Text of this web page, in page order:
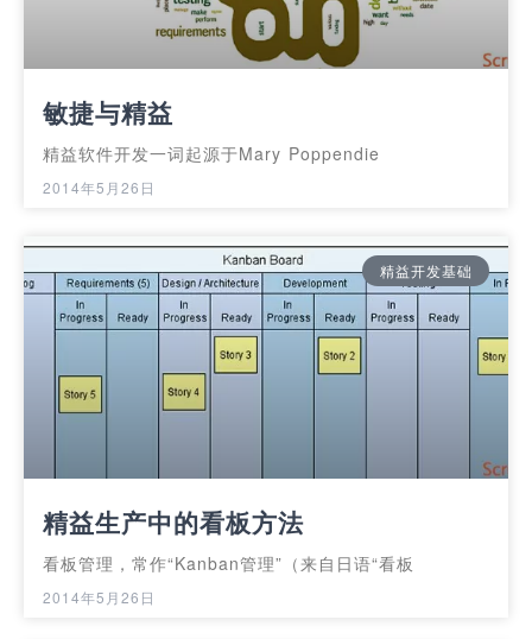
敏捷与精益
精益软件开发一词起源于Mary Poppendie
2014年5月26日
精益开发基础
精益生产中的看板方法
看板管理，常作“Kanban管理”（来自日语“看板
2014年5月26日